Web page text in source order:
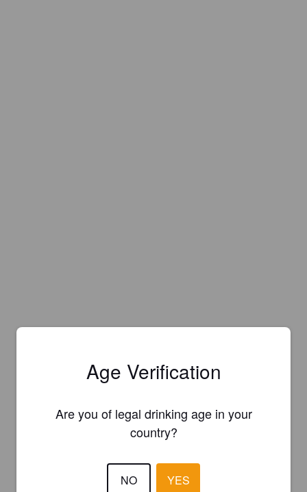
Age Verification
Are you of legal drinking age in your
country?
NO YES